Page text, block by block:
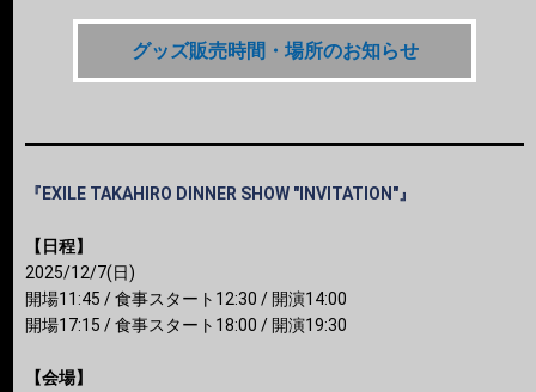
グッズ販売時間・場所のお知らせ
『EXILE TAKAHIRO DINNER SHOW "INVITATION"』
【日程】
2025/12/7(日)
開場11:45 / 食事スタート12:30 / 開演14:00
開場17:15 / 食事スタート18:00 / 開演19:30
【会場】